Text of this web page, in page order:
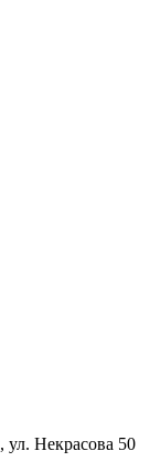
, ул. Некрасова 50